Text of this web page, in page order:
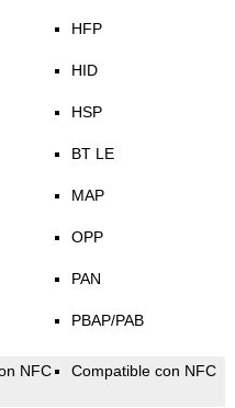
HFP
HID
HSP
BT LE
MAP
OPP
PAN
PBAP/PAB
NFC Compatible con NFC